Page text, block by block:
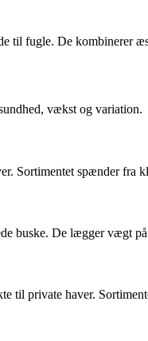
til fugle. De kombinerer
vækst og variation.
Sortimentet spænder fra
buske. De lægger vægt
til private haver.